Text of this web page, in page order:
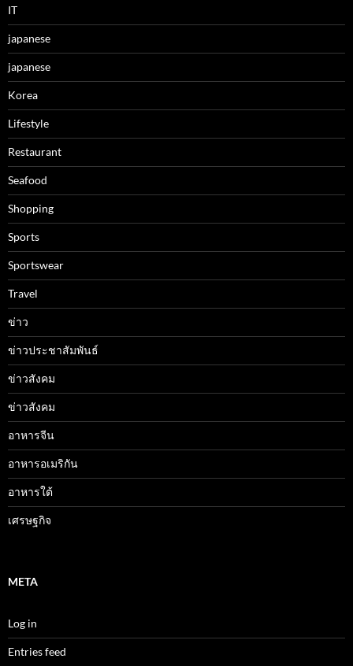
IT
japanese
japanese
Korea
Lifestyle
Restaurant
Seafood
Shopping
Sports
Sportswear
Travel
ข่าว
ข่าวประชาสัมพันธ์
ข่าวสังคม
ข่าวสังคม
อาหารจีน
อาหารอเมริกัน
อาหารใต้
เศรษฐกิจ
META
Log in
Entries feed